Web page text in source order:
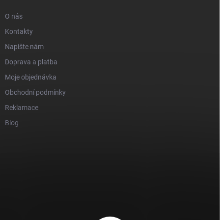
O nás
Kontakty
Napište nám
Doprava a platba
Moje objednávka
Obchodní podmínky
Reklamace
Blog